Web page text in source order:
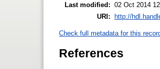
Last modified: 02 Oct 2014
URI:
http://
Check full metadata for this
References